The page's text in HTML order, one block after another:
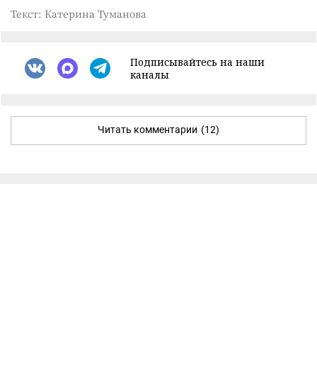
Текст: Катерина Туманова
Подписывайтесь на наши
каналы
Читать комментарии (12)